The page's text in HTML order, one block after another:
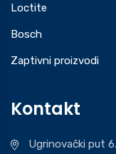
Loctite
Bosch
Zaptivni proizvodi
Kontakt
Ugrinovački put